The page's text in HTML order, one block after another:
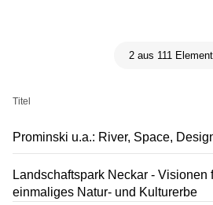
2 aus 111
Titel
Prominski u.a.: River, Space,
Landschaftspark Neckar - Visionen
einmaliges Natur- und Kulturerbe